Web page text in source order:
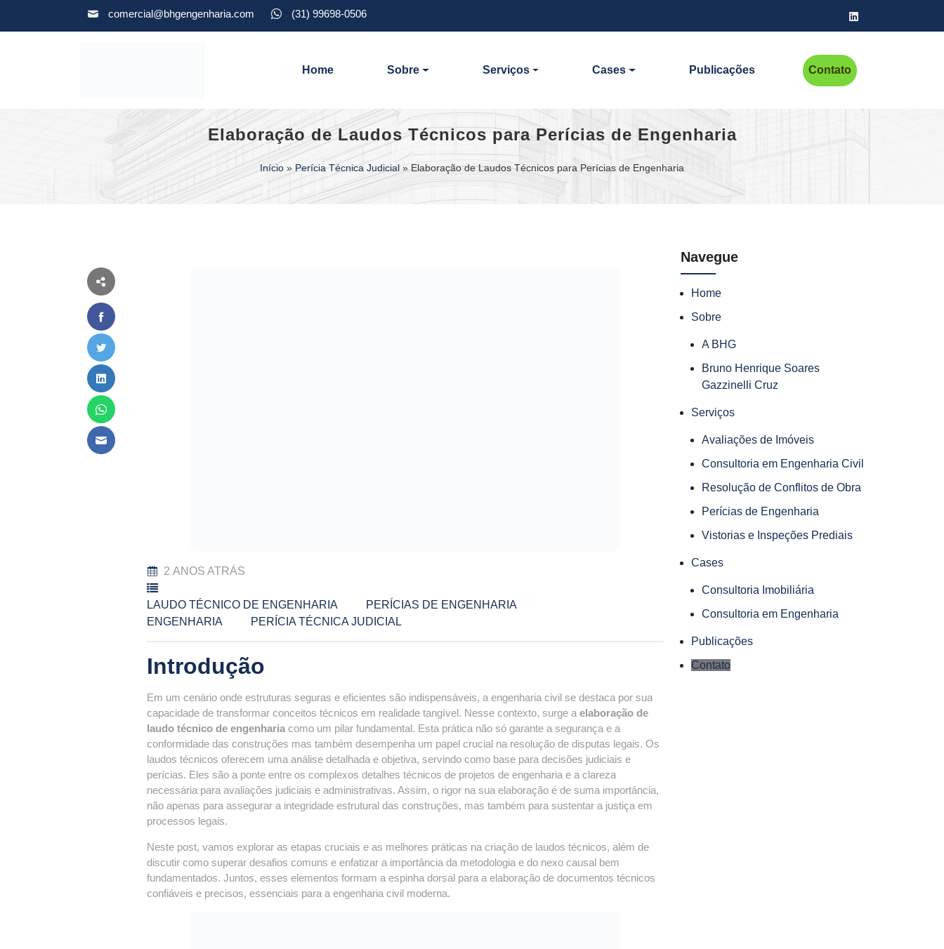
comercial@bhgengenharia.com (31) 99698-0506
Home Sobre Serviços Cases Publicações Contato
Elaboração de Laudos Técnicos para Perícias de Engenharia
Início » Perícia Técnica Judicial »Elaboração de Laudos Técnicos para Perícias de Engenharia
2 ANOS ATRÁS
LAUDO TÉCNICO DE ENGENHARIA
PERÍCIAS DE ENGENHARIA
ENGENHARIA
PERÍCIA TÉCNICA JUDICIAL
Introdução
Em um cenário onde estruturas seguras e eficientes são indispensáveis, a engenharia civil se destaca por sua
capacidade de transformar conceitos técnicos em realidade tangível. Nesse contexto, surge a elaboração de
laudo técnico de engenharia como um pilar fundamental. Esta prática não só garante a segurança e a
conformidade das construções mas também desempenha um papel crucial na resolução de disputas legais. Os
laudos técnicos oferecem uma análise detalhada e objetiva, servindo como base para decisões judiciais e
perícias. Eles são a ponte entre os complexos detalhes técnicos de projetos de engenharia e a clareza
necessária para avaliações judiciais e administrativas. Assim, o rigor na sua elaboração é de suma importância,
não apenas para assegurar a integridade estrutural das construções, mas também para sustentar a justiça em
processos legais.
Neste post, vamos explorar as etapas cruciais e as melhores práticas na criação de laudos técnicos, além de
discutir como superar desafios comuns e enfatizar a importância da metodologia e do nexo causal bem
fundamentados. Juntos, esses elementos formam a espinha dorsal para a elaboração de documentos técnicos
confiáveis e precisos, essenciais para a engenharia civil moderna.
Navegue
Home
Sobre
A BHG
Bruno Henrique Soares
Gazzinelli Cruz
Serviços
Avaliações de Imóveis
Consultoria em Engenharia Civil
Resolução de Conflitos de Obra
Perícias de Engenharia
Vistorias e Inspeções Prediais
Cases
Consultoria Imobiliária
Consultoria em Engenharia
Publicações
Contato